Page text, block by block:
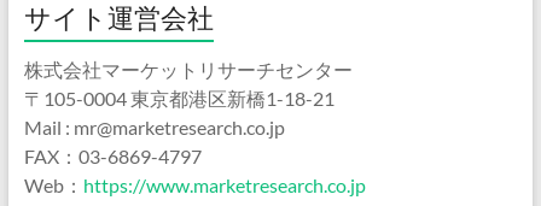
サイト運営会社
株式会社マーケットリサーチセンター
〒105-0004 東京都港区新橋1-18-21
Mail : mr@marketresearch.co.jp
FAX：03-6869-4797
Web： https://www.marketresearch.co.jp